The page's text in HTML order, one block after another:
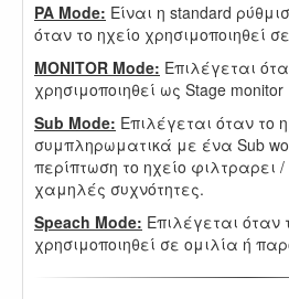
PA Mode: Είναι η standard
όταν το ηχείο χρησιμοποιηθεί
MONITOR Mode: Επιλέγεται
χρησιμοποιηθεί ως Stage monitor
Sub Mode: Επιλέγεται όταν το
συμπληρωματικά με ένα Sub
περίπτωση το ηχείο φιλτραρει /
χαμηλές συχνότητες.
Speach Mode: Επιλέγεται όταν
χρησιμοποιηθεί σε ομιλία ή